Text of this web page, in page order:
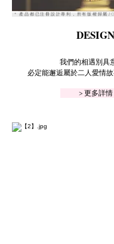
* 產品都已注冊設計專利，所有版權歸屬
DESIGN
我們的相遇別具
必定能邂逅屬於二人愛情故
> 更多詳情